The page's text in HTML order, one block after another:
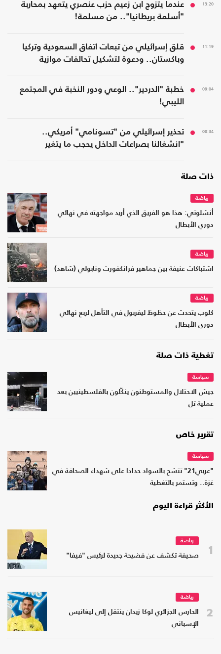
13:20
عندما يتزوج ابن زعيم حزب عنصري يتعهد بمحاربة
"أسلمة بريطانيا".. من مسلمة!
11:19
قلق إسرائيلي من تبعات اتفاق السعودية وتركيا
وباكستان.. ودعوة لتشكيل تحالفات موازية
09:04
خطبة "الدردير".. الوعي ودور النخبة في المجتمع
الليبي!
08:34
تحذير إسرائيلي من "تسونامي" أمريكي..
"انشغالنا بصراعات الداخل يحجب ما يتغير
ذات صلة
رياضة
أنشلوتي: هذا هو الفريق الذي أريد مواجهته في نهائي
دوري الأبطال
رياضة
اشتباكات عنيفة بين جماهير فرانكفورت ونابولي (شاهد)
رياضة
كلوب يتحدث عن حظوظ ليفربول في التأهل لربع نهائي
دوري الأبطال
تغطية ذات صلة
سياسة
جيش الاحتلال والمستوطنون ينكّلون بالفلسطينيين بعد
عملية تل
تقرير خاص
سياسة
"عربي21" تتشح بالسواد حدادا على شهداء الصحافة في
غزة.. وتستمر بالتغطية
الأكثر قراءة اليوم
1
رياضة
صحيفة تكشف عن فضيحة جديدة لرئيس "فيفا"
2
رياضة
الحارس الجزائري لوكا زيدان ينتقل إلى ليغانيس
الإسباني